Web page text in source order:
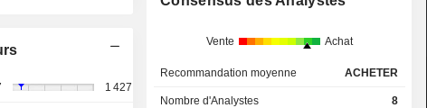
1 427
Vente Achat
Recommandation moyenne ACHETER
Nombre d'Analystes 8